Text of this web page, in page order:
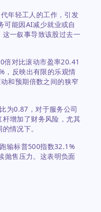
年轻工人的工作，引发
可能因AI减少就业或自
一叙事导致该股过去一
倍对比滚动市盈率20.41
，反映出有限的乐观情
和预期倍数之间的狭窄
为0.87，对于服务公司
增加了财务风险，尤其
情况下。
输标普500指数32.1%
抛售压力。这表明负面